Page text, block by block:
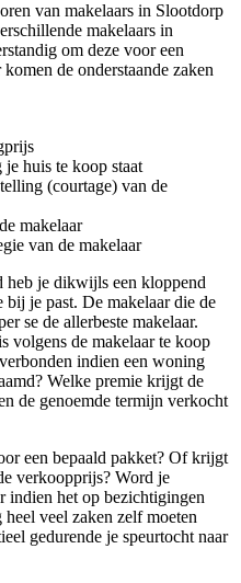
van makelaars in Slootdorp
makelaars in
om deze voor een
de onderstaande zaken
huis te koop staat
(courtage) van de
makelaar
van de makelaar
heb je dikwijls een kloppend
bij je past. De makelaar die de
se de allerbeste makelaar.
volgens de makelaar te koop
indien een woning
Welke premie krijgt de
de genoemde termijn verkocht
een bepaald pakket? Of krijgt
verkoopprijs? Word je
indien het op bezichtigingen
veel zaken zelf moeten
gedurende je speurtocht naar